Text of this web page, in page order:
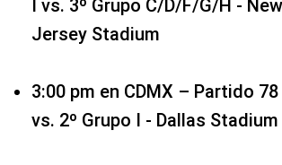
I vs. 3º Grupo C/D/F/G/H -
Jersey Stadium
3:00 pm en CDMX – Partido 78
vs. 2º Grupo I - Dallas Stadium